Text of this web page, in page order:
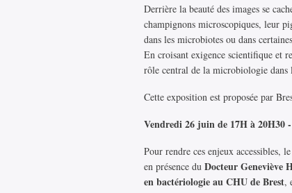
Derrière la beauté des images se
champignons microscopiques, leur
dans les microbiotes ou dans
En croisant exigence scientifique et
rôle central de la microbiologie dans
Cette exposition est proposée par
Vendredi 26 juin de 17H à 20H30
Pour rendre ces enjeux accessibles,
en présence du Docteur Geneviève
en bactériologie au CHU de Brest,